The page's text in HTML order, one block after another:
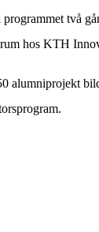
två
hos KTH
alumniprojekt